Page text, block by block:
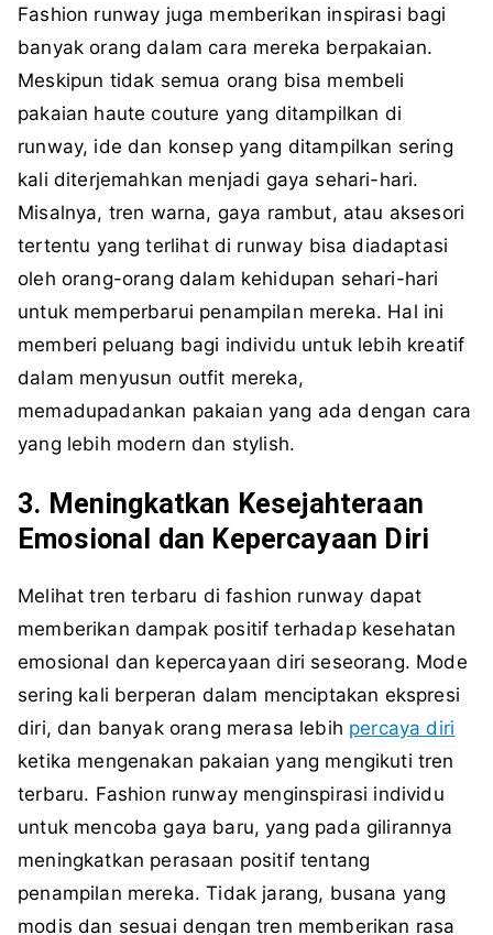
Fashion runway juga memberikan inspirasi bagi
banyak orang dalam cara mereka berpakaian.
Meskipun tidak semua orang bisa membeli
pakaian haute couture yang ditampilkan di
runway, ide dan konsep yang ditampilkan sering
kali diterjemahkan menjadi gaya sehari-hari.
Misalnya, tren warna, gaya rambut, atau aksesori
tertentu yang terlihat di runway bisa diadaptasi
oleh orang-orang dalam kehidupan sehari-hari
untuk memperbarui penampilan mereka. Hal ini
memberi peluang bagi individu untuk lebih kreatif
dalam menyusun outfit mereka,
memadupadankan pakaian yang ada dengan cara
yang lebih modern dan stylish.
3. Meningkatkan Kesejahteraan
Emosional dan Kepercayaan Diri
Melihat tren terbaru di fashion runway dapat
memberikan dampak positif terhadap kesehatan
emosional dan kepercayaan diri seseorang. Mode
sering kali berperan dalam menciptakan ekspresi
diri, dan banyak orang merasa lebih percaya diri
ketika mengenakan pakaian yang mengikuti tren
terbaru. Fashion runway menginspirasi individu
untuk mencoba gaya baru, yang pada gilirannya
meningkatkan perasaan positif tentang
penampilan mereka. Tidak jarang, busana yang
modis dan sesuai dengan tren memberikan rasa